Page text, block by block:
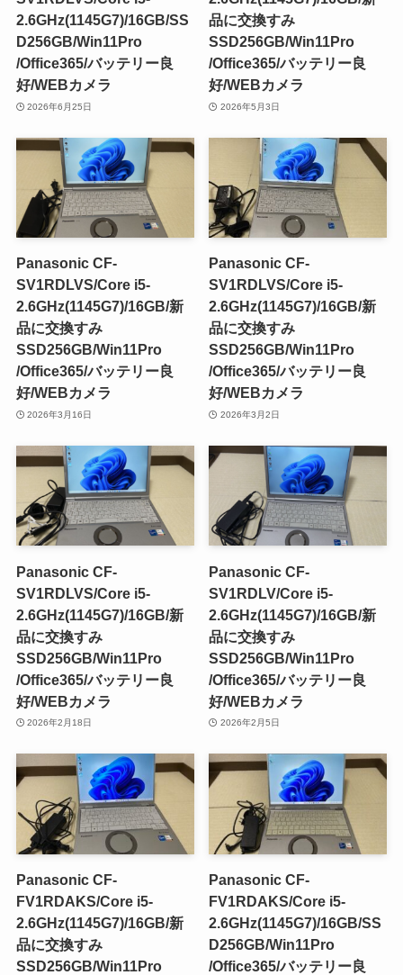
2.6GHz(1145G7)/16GB/SS
D256GB/Win11Pro
/Office365/バッテリー良
好/WEBカメラ
2026年6月25日
品に交換すみ
SSD256GB/Win11Pro
/Office365/バッテリー良
好/WEBカメラ
2026年5月3日
Panasonic CF-
SV1RDLVS/Core i5-
2.6GHz(1145G7)/16GB/新
品に交換すみ
SSD256GB/Win11Pro
/Office365/バッテリー良
好/WEBカメラ
2026年3月16日
Panasonic CF-
SV1RDLVS/Core i5-
2.6GHz(1145G7)/16GB/新
品に交換すみ
SSD256GB/Win11Pro
/Office365/バッテリー良
好/WEBカメラ
2026年3月2日
Panasonic CF-
SV1RDLVS/Core i5-
2.6GHz(1145G7)/16GB/新
品に交換すみ
SSD256GB/Win11Pro
/Office365/バッテリー良
好/WEBカメラ
2026年2月18日
Panasonic CF-
SV1RDLV/Core i5-
2.6GHz(1145G7)/16GB/新
品に交換すみ
SSD256GB/Win11Pro
/Office365/バッテリー良
好/WEBカメラ
2026年2月5日
Panasonic CF-
FV1RDAKS/Core i5-
2.6GHz(1145G7)/16GB/新
品に交換すみ
SSD256GB/Win11Pro
Panasonic CF-
FV1RDAKS/Core i5-
2.6GHz(1145G7)/16GB/SS
D256GB/Win11Pro
/Office365/バッテリー良